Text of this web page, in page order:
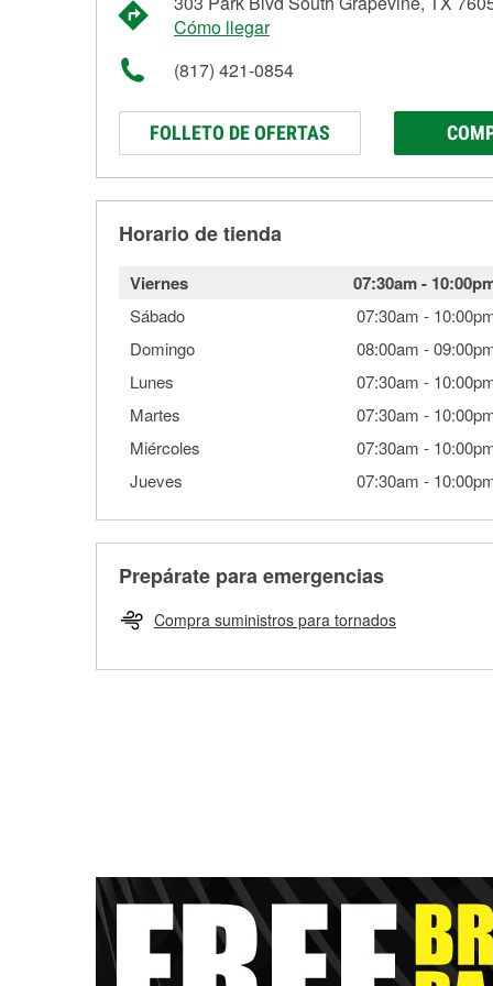
Cómo llegar
(817) 421-0854
FOLLETO DE OFERTAS
Horario de tienda
Viernes 07:30am-
Sábado 07:30am -
Domingo
08:00am -
Lunes
07:30am -
Martes
07:30am -
Miércoles
07:30am -
Jueves
07:30am -
Prepárate para emergencias
Compra suministros para tornados